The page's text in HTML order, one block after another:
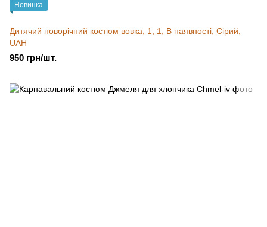
Новинка
Дитячий новорічний костюм вовка, 1, 1, В наявності, Сірий,
UAH
950 грн/шт.